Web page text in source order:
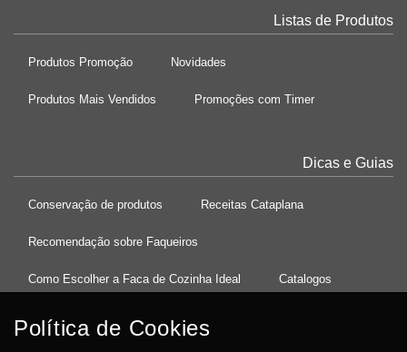
Listas de Produtos
Produtos Promoção Novidades
Produtos Mais Vendidos Promoções com Timer
Dicas e Guias
Conservação de produtos Receitas Cataplana
Recomendação sobre Faqueiros
Como Escolher a Faca de Cozinha Ideal Catalogos
Política de Cookies